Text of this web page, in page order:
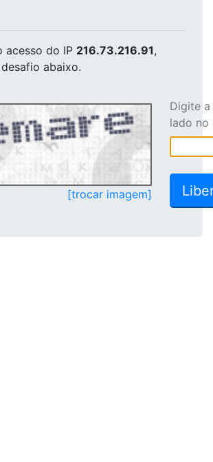
acesso do IP 216.73.216.91,
abaixo.
[trocar imagem]
Digite
lado no